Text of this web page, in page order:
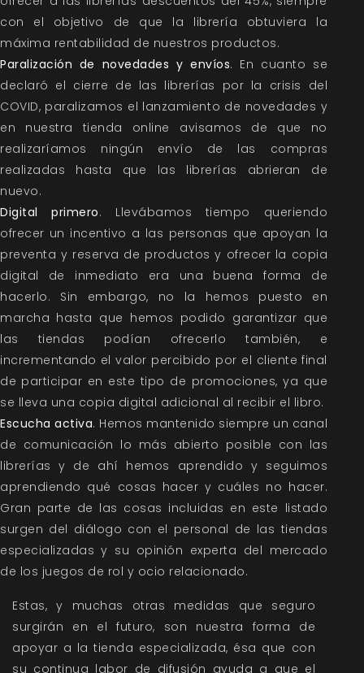
con el objetivo de que la librería obtuviera la
máxima rentabilidad de nuestros productos.
Paralización de novedades y envíos. En cuanto se
declaró el cierre de las librerías por la crisis del
COVID, paralizamos el lanzamiento de novedades y
en nuestra tienda online avisamos de que no
realizaríamos ningún envío de las compras
realizadas hasta que las librerías abrieran de
nuevo.
Digital primero. Llevábamos tiempo queriendo
ofrecer un incentivo a las personas que apoyan la
preventa y reserva de productos y ofrecer la copia
digital de inmediato era una buena forma de
hacerlo. Sin embargo, no la hemos puesto en
marcha hasta que hemos podido garantizar que
las tiendas podían ofrecerlo también, e
incrementando el valor percibido por el cliente final
de participar en este tipo de promociones, ya que
se lleva una copia digital adicional al recibir el libro.
Escucha activa. Hemos mantenido siempre un canal
de comunicación lo más abierto posible con las
librerías y de ahí hemos aprendido y seguimos
aprendiendo qué cosas hacer y cuáles no hacer.
Gran parte de las cosas incluidas en este listado
surgen del diálogo con el personal de las tiendas
especializadas y su opinión experta del mercado
de los juegos de rol y ocio relacionado.
Estas, y muchas otras medidas que seguro
surgirán en el futuro, son nuestra forma de
apoyar a la tienda especializada, ésa que con
su continua labor de difusión ayuda a que el